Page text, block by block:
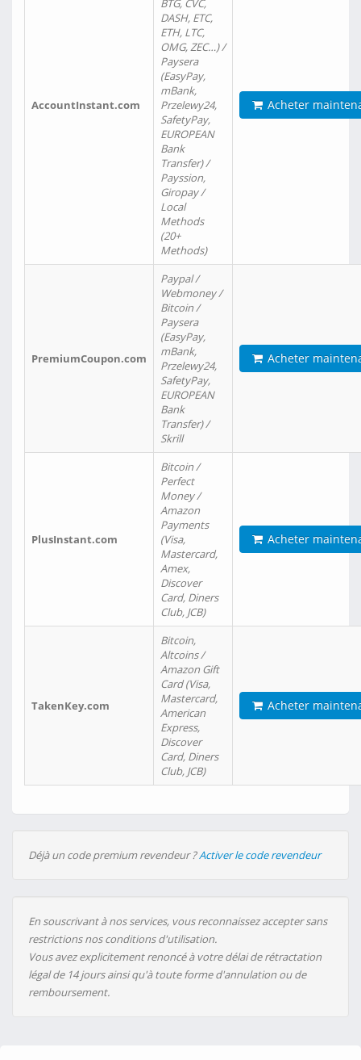
AccountInstant.com
BTG, CVC,
DASH, ETC,
ETH, LTC,
OMG, ZEC…) /
Paysera
(EasyPay,
mBank,
Przelewy24,
SafetyPay,
EUROPEAN
Bank
Transfer) /
Payssion,
Giropay /
Local
Methods
(20+
Methods)
Acheter
PremiumCoupon.com
Paypal /
Webmoney /
Bitcoin /
Paysera
(EasyPay,
mBank,
Przelewy24,
SafetyPay,
EUROPEAN
Bank
Transfer) /
Skrill
Acheter
PlusInstant.com
Bitcoin /
Perfect
Money /
Amazon
Payments
(Visa,
Mastercard,
Amex,
Discover
Card, Diners
Club, JCB)
Acheter
TakenKey.com
Bitcoin,
Altcoins /
Amazon Gift
Card (Visa,
Mastercard,
American
Express,
Discover
Card, Diners
Club, JCB)
Acheter
Déjà un code premium revendeur ?Activer le code revendeur
En souscrivant à nos services, vous reconnaissez accepter sans
restrictions nos conditions d'utilisation.
Vous avez explicitement renoncé à votre délai de rétractation
légal de 14 jours ainsi qu'à toute forme d'annulation ou de
remboursement.